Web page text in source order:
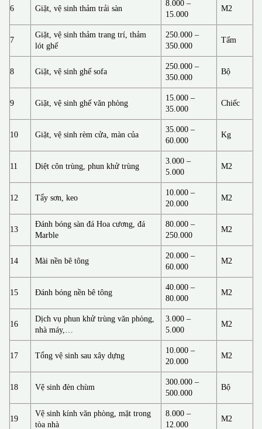
6 Giặt, vệ sinh thảm trải sàn
8.000 –
15.000
M2
7
Giặt, vệ sinh thảm trang trí, thảm
lót ghế
250.000 –
350.000
Tấm
8 Giặt, vệ sinh ghế sofa
250.000 –
350.000
Bộ
9 Giặt, vệ sinh ghế văn phòng
15.000 –
35.000
Chiếc
10 Giặt, vệ sinh rèm cửa, màn của
35.000 –
60.000
Kg
11 Diệt côn trùng, phun khử trùng
3.000 –
5.000
M2
12 Tẩy sơn, keo
10.000 –
20.000
M2
13
Đánh bóng sàn đá Hoa cương, đá
Marble
80.000 –
250.000
M2
14 Mài nền bê tông
20.000 –
60.000
M2
15 Đánh bóng nền bê tông
40.000 –
80.000
M2
16
Dịch vụ phun khử trùng văn phòng,
nhà máy,…
3.000 –
5.000
M2
17 Tổng vệ sinh sau xây dựng
10.000 –
20.000
M2
18 Vệ sinh đèn chùm
300.000 –
500.000
Bộ
19
Vệ sinh kính văn phòng, mặt trong
tòa nhà
8.000 –
12.000
M2